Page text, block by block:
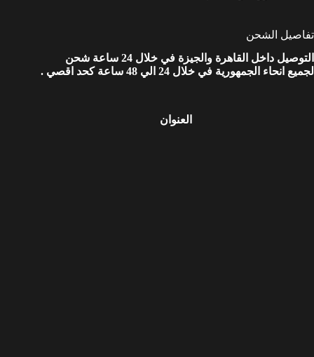
تفاصيل الشحن
التوصيل داخل القاهرة والجيزة في خلال 24 ساعة شحن
لجميع انحاء الجمهورية في خلال 24 الي 48 ساعة كحد اقصي .
العنوان